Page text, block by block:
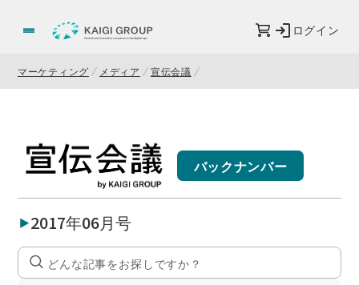
ログイン
マーケティング メディア 宣伝会議
バックナンバー
2017年06月号